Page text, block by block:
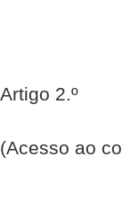
Artigo 2.º
(Acesso ao